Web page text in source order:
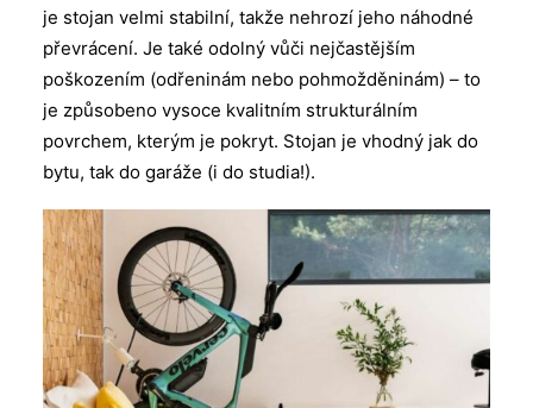
je stojan velmi stabilní, takže nehrozí jeho náhodné
převrácení. Je také odolný vůči nejčastějším
poškozením (odřeninám nebo pohmožděninám) – to
je způsobeno vysoce kvalitním strukturálním
povrchem, kterým je pokryt. Stojan je vhodný jak do
bytu, tak do garáže (i do studia!).